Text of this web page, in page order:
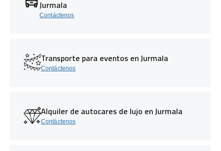
Jurmala
Contáctenos
Transporte para eventos en Jurmala
Contáctenos
Alquiler de autocares de lujo en Jurmala
Contáctenos